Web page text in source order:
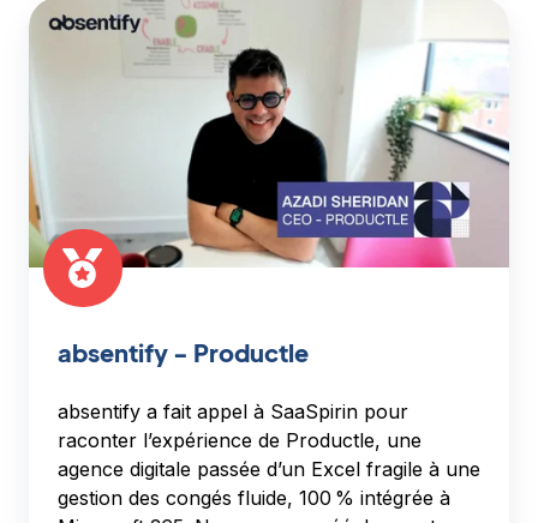
absentify
absentify - Productle
absentify a fait appel à SaaSpirin pour
raconter l’expérience de Productle, une
agence digitale passée d’un Excel fragile à une
gestion des congés fluide, 100 % intégrée à